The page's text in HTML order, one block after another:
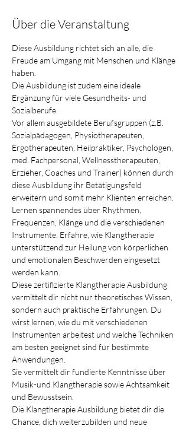
Über die Veranstaltung
Diese Ausbildung richtet sich an alle, die
Freude am Umgang mit Menschen und Klänge
haben.
Die Ausbildung ist zudem eine ideale
Ergänzung für viele Gesundheits- und
Sozialberufe.
Vor allem ausgebildete Berufsgruppen (z.B.
Sozialpädagogen, Physiotherapeuten,
Ergotherapeuten, Heilpraktiker, Psychologen,
med. Fachpersonal, Wellnesstherapeuten,
Erzieher, Coaches und Trainer) können durch
diese Ausbildung ihr Betätigungsfeld
erweitern und somit mehr Klienten erreichen.
Lernen spannendes über Rhythmen,
Frequenzen, Klänge und die verschiedenen
Instrumente. Erfahre, wie Klangtherapie
unterstützend zur Heilung von körperlichen
und emotionalen Beschwerden eingesetzt
werden kann.
Diese zertifizierte Klangtherapie Ausbildung
vermittelt dir nicht nur theoretisches Wissen,
sondern auch praktische Erfahrungen. Du
wirst lernen, wie du mit verschiedenen
Instrumenten arbeitest und welche Techniken
am besten geeignet sind für bestimmte
Anwendungen.
Sie vermittelt dir fundierte Kenntnisse über
Musik-und Klangtherapie sowie Achtsamkeit
und Bewusstsein.
Die Klangtherapie Ausbildung bietet dir die
Chance, dich weiterzubilden und neue